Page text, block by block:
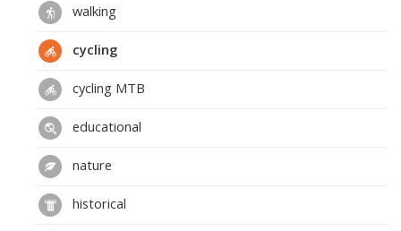
walking
cycling
cycling MTB
educational
nature
historical